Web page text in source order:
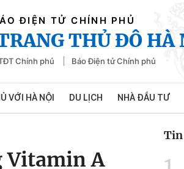
ĐIỆN TỬ CHÍNH PHỦ
THỦ ĐÔ HÀ
Chính phủ Báo Điện tử Chính phủ
VỚI HÀ NỘI DU LỊCH NHÀ ĐẦU TƯ
Vitamin A
Tin